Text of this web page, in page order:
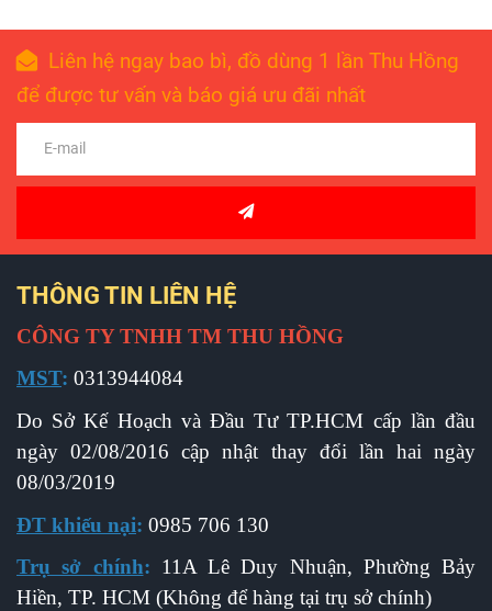
Liên hệ ngay bao bì, đồ dùng 1 lần Thu Hồng
để được tư vấn và báo giá ưu đãi nhất
THÔNG TIN LIÊN HỆ
CÔNG TY TNHH TM THU HỒNG
MST: 0313944084
Do Sở Kế Hoạch và Đầu Tư TP.HCM cấp lần đầu
ngày 02/08/2016 cập nhật thay đổi lần hai ngày
08/03/2019
ĐT khiếu nại: 0985 706 130
Trụ sở chính: 11A Lê Duy Nhuận, Phường Bảy
Hiền, TP. HCM (Không để hàng tại trụ sở chính)